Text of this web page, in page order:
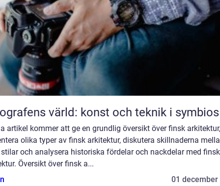
värld: konst och teknik i symbios
artikel kommer att ge en grundlig översikt över finsk arkitektur,
olika typer av finsk arkitektur, diskutera skillnaderna
och analysera historiska fördelar och nackdelar med finsk
Översikt över finsk a...
01 december